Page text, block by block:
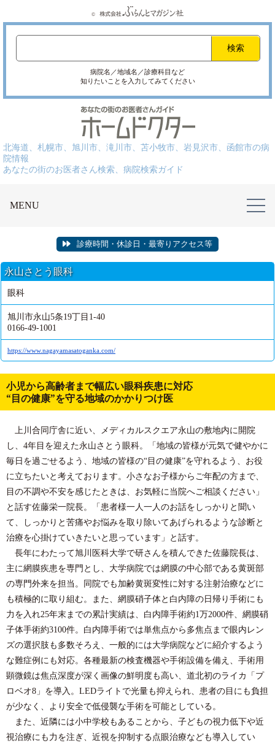
病院名／地域名／診療科目など
知りたいことを入力してみてください
北海道、札幌市、旭川市、滝川市、苫小牧市、岩見沢市、函館市の病
院情報
あなたの街のお医者さん検索、病院検索ガイド
MENU
診療時間・休診日・最寄りアクセス等
永山さとう眼科
眼科
旭川市永山5条19丁目1-40
0166-49-1001
https://www.nagayamasatoganka.com/
小児から高齢者まで幅広い眼科疾患に対応
“目の健康”を守る地域のかかりつけ医
上川合同庁舎に近い、メディカルスクエア永山の敷地内に開院
し、4年目を迎えた永山さとう眼科。「地域の皆様が元気で健やかに
毎日を過ごせるよう、地域の皆様の“目の健康”を守れるよう、お役
に立ちたいと考えております。小さなお子様からご年配の方まで、
目の不調や不安を感じたときは、お気軽に当院へご相談ください」
と話す佐藤栄一院長。「患者様一人一人のお話をしっかりと聞い
て、しっかりと苦痛やお悩みを取り除いてあげられるような診断と
治療を心掛けていきたいと思っています」と話す。
長年にわたって旭川医科大学で研さんを積んできた佐藤院長は、
主に網膜疾患を専門とし、大学病院では網膜の中心部である黄斑部
の専門外来を担当。同院でも加齢黄斑変性に対する注射治療などに
も積極的に取り組む。また、網膜硝子体と白内障の日帰り手術にも
力を入れ25年末までの累計実績は、白内障手術約1万2000件、網膜硝
子体手術約3100件。白内障手術では単焦点から多焦点まで眼内レン
ズの選択肢も多数そろえ、一般的には大学病院などに紹介するよう
な難症例にも対応。各種最新の検査機器や手術設備を備え、手術用
顕微鏡は焦点深度が深く画像の鮮明度も高い、道北初のライカ「プ
ロベオ8」を導入。LEDライトで光量も抑えられ、患者の目にも負担
が少なく、より安全で低侵襲な手術を可能としている。
また、近隣には小中学校もあることから、子どもの視力低下や近
視治療にも力を注ぎ、近視を抑制する点眼治療なども導入してい